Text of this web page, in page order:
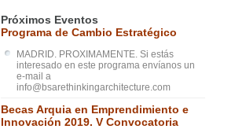
Próximos Eventos
Programa de Cambio Estratégico
MADRID. PROXIMAMENTE. Si estás
interesado en este programa envíanos un
e-mail a
info@bsarethinkingarchitecture.com
Becas Arquia en Emprendimiento e
Innovación 2019. V Convocatoria